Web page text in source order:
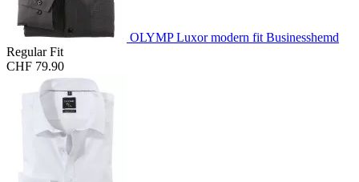
OLYMP Luxor modern fit Businesshemd
Regular Fit
CHF 79.90